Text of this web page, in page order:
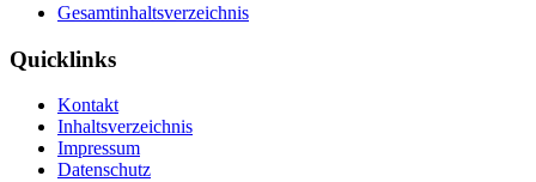
Gesamtinhaltsverzeichnis
Quicklinks
Kontakt
Inhaltsverzeichnis
Impressum
Datenschutz